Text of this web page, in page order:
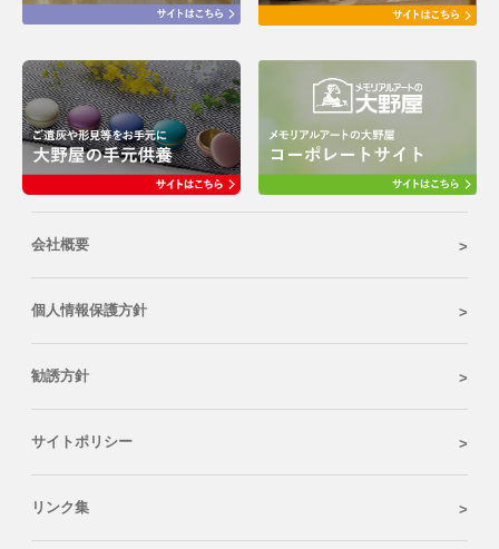
会社概要
個人情報保護方針
勧誘方針
サイトポリシー
リンク集